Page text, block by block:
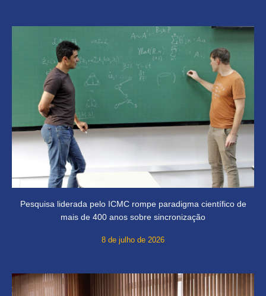
Pesquisa liderada pelo ICMC rompe paradigma científico de
mais de 400 anos sobre sincronização
8 de julho de 2026